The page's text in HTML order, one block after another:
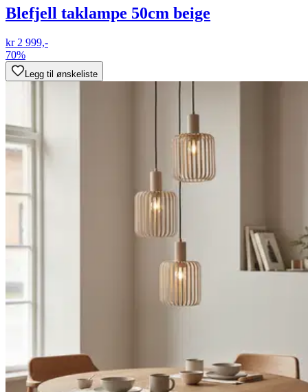
Blefjell taklampe 50cm beige
kr 2 999,-
70%
Legg til ønskeliste